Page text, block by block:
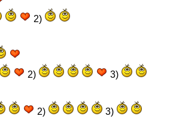
2)
2) 3)
2) 3)